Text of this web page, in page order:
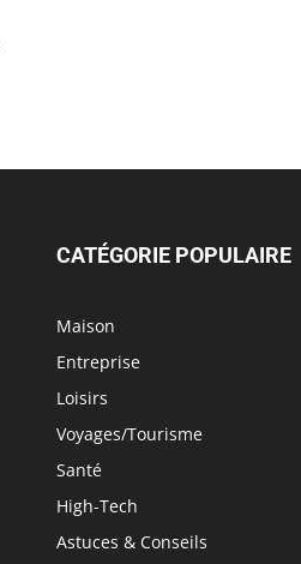
CATÉGORIE POPULAIRE
Maison
Entreprise
Loisirs
Voyages/Tourisme
Santé
High-Tech
Astuces & Conseils